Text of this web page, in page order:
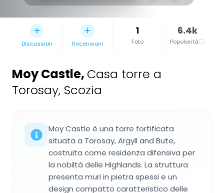
Discussion Recensioni
1
Foto
6.4k
Popolarità
Moy Castle, Casa torre a
Torosay, Scozia
Moy Castle è una torre fortificata
situata a Torosay, Argyll and Bute,
costruita come residenza difensiva per
la nobiltà delle Highlands. La struttura
presenta muri in pietra spessi e un
design compatto caratteristico delle